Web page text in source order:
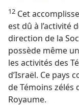
12 Cet
est dû à l’activité
direction de la
possède même
les activités des
d’Israël. Ce pays
de Témoins zélés
Royaume.